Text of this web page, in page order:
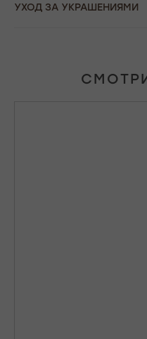
УХОД ЗА УКРАШЕНИЯМИ